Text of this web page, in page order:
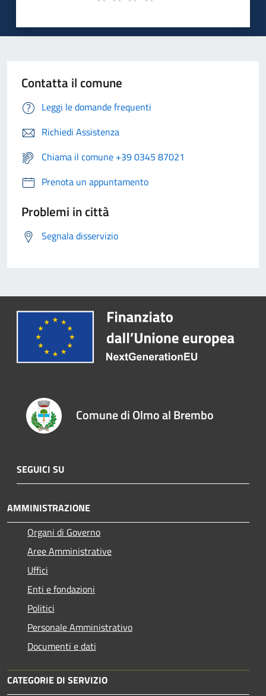
Contatta il comune
Leggi le domande frequenti
Richiedi Assistenza
Chiama il comune +39 0345 87021
Prenota un appuntamento
Problemi in città
Segnala disservizio
Comune di Olmo al Brembo
SEGUICI SU
AMMINISTRAZIONE
Organi di Governo
Aree Amministrative
Uffici
Enti e fondazioni
Politici
Personale Amministrativo
Documenti e dati
CATEGORIE DI SERVIZIO